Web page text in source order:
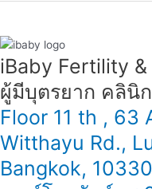
iBaby Fertility
ผู้มีบุตรยาก คลินิ
Floor 11 th , 63
Witthayu Rd.,
Bangkok,